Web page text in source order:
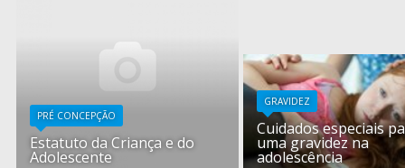
PRÉ CONCEPÇÃO
Estatuto da Criança e do
Adolescente
GRAVIDEZ
Cuidados especiais
uma gravidez na
adolescência